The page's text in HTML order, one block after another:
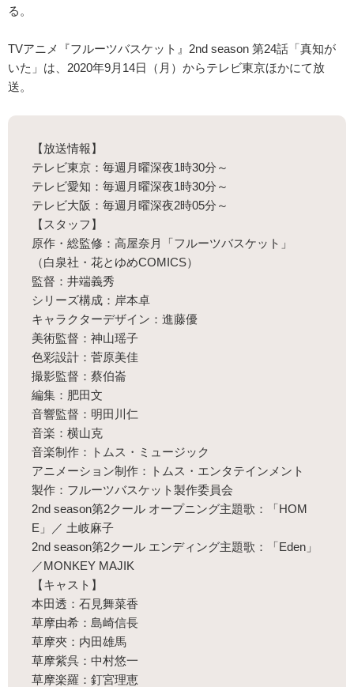
る。
TVアニメ『フルーツバスケット』2nd season 第24話「真知が
いた」は、2020年9月14日（月）からテレビ東京ほかにて放
送。
【放送情報】
テレビ東京：毎週月曜深夜1時30分～
テレビ愛知：毎週月曜深夜1時30分～
テレビ大阪：毎週月曜深夜2時05分～
【スタッフ】
原作・総監修：高屋奈月「フルーツバスケット」
（白泉社・花とゆめCOMICS）
監督：井端義秀
シリーズ構成：岸本卓
キャラクターデザイン：進藤優
美術監督：神山瑶子
色彩設計：菅原美佳
撮影監督：蔡伯崙
編集：肥田文
音響監督：明田川仁
音楽：横山克
音楽制作：トムス・ミュージック
アニメーション制作：トムス・エンタテインメント
製作：フルーツバスケット製作委員会
2nd season第2クール オープニング主題歌：「HOM
E」／ 土岐麻子
2nd season第2クール エンディング主題歌：「Eden」
／MONKEY MAJIK
【キャスト】
本田透：石見舞菜香
草摩由希：島崎信長
草摩夾：内田雄馬
草摩紫呉：中村悠一
草摩楽羅：釘宮理恵